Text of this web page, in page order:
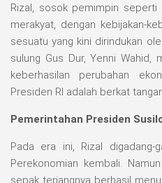
Rizal, sosok pemimpin seperti
merakyat, dengan kebijakan-
sesuatu yang kini dirindukan
sulung Gus Dur, Yenni Wahid,
keberhasilan perubahan
Presiden RI adalah berkat
Pemerintahan Presiden
Pada era ini, Rizal digadang-
Perekonomian kembali.
sepak terjangnya berhasil